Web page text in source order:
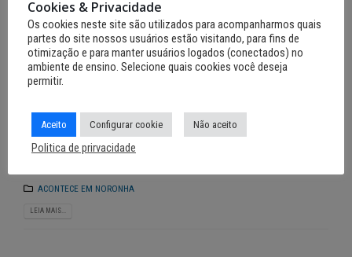
programa para alavancar
desenvolvimento do turismo
Com o objetivo de aumentar a competitividade e a capacidade
de transformação dos municípios pernambucanos, o Sistema
sexta-feira (3), o Programa DEL Turismo - Desenvolvimento
Econômico Local. A iniciativa visa implementar uma política de
turismo por meio de um modelo de gestão participativa, capaz
ACONTECE EM NORONHA
LEIA MAIS...
Cookies & Privacidade
Os cookies neste site são utilizados para acompanharmos quais
partes do site nossos usuários estão visitando, para fins de
otimização e para manter usuários logados (conectados) no
ambiente de ensino. Selecione quais cookies você deseja
permitir.
Aceito Configurar cookie Não aceito
Politica de prirvacidade